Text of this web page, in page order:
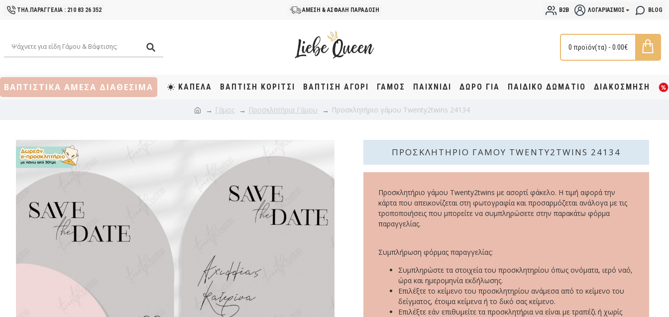
ΤΗΛ.ΠΑΡΑΓΓΕΛΙΑ : 210 83 26 352 ΑΜΕΣΗ & ΑΣΦΑΛΗ ΠΑΡΑΔΟΣΗ B2B ΛΟΓΑΡΙΑΣΜΌΣ BLOG
0 προϊόν(τα) - 0.00€
ΒΑΠΤΙΣΤΙΚΑ ΑΜΕΣΑ ΔΙΑΘΕΣΙΜΑ ΚΑΠΕΛΑ ΒΆΠΤΙΣΗ KOΡΊΤΣΙ ΒΆΠΤΙΣΗ ΑΓΌΡΙ ΓΑΜΟΣ ΠΑΙΧΝΙΔΙ ΔΩΡΟ ΓΙΑ ΠΑΙΔΙΚΟ ΔΩΜΑΤΙΟ ΔΙΑΚΟΣΜΗΣΗ
Γάμος Προσκλητήρια Γάμου Προσκλητήριο γάμου Twenty2twins 24134
ΠΡΟΣΚΛΗΤΉΡΙΟ ΓΆΜΟΥ TWENTY2TWINS 24134
Προσκλητήριο γάμου Twenty2twins με ασορτί φάκελο. Η τιμή αφορά την
κάρτα που απεικονίζεται στη φωτογραφία και προσαρμόζεται ανάλογα με τις
τροποποιήσεις που μπορείτε να συμπληρώσετε στην παρακάτω φόρμα
παραγγελίας.
Συμπλήρωση φόρμας παραγγελίας:
Συμπληρώστε τα στοιχεία του προσκλητηρίου όπως ονόματα, ιερό ναό,
ώρα και ημερομηνία εκδήλωσης.
Επιλέξτε το κείμενο του προσκλητηρίου ανάμεσα από το κείμενο του
δείγματος, έτοιμα κείμενα ή το δικό σας κείμενο.
Επιλέξτε εάν επιθυμείτε τα προσκλητήρια να είναι με τραπέζι ή χωρίς